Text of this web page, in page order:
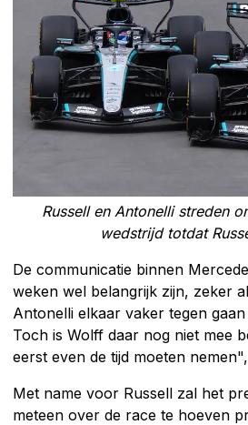
Russell en Antonelli streden
wedstrijd totdat
De communicatie binnen
weken wel belangrijk zijn, zeker
Antonelli elkaar vaker tegen
Toch is Wolff daar nog niet mee
eerst even de tijd moeten
Met name voor Russell zal het
meteen over de race te hoeven